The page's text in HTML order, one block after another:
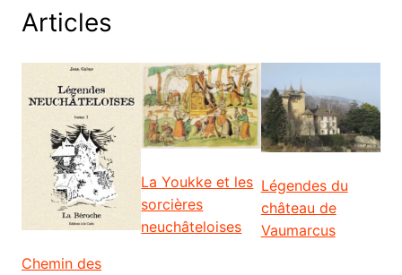
Articles
Chemin des
La Youkke et les
sorcières
neuchâteloises
Légendes du
château de
Vaumarcus